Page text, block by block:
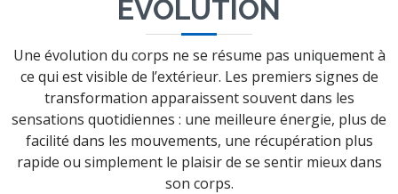
ÉVOLUTION
Une évolution du corps ne se résume pas uniquement à
ce qui est visible de l’extérieur. Les premiers signes de
transformation apparaissent souvent dans les
sensations quotidiennes : une meilleure énergie, plus de
facilité dans les mouvements, une récupération plus
rapide ou simplement le plaisir de se sentir mieux dans
son corps.